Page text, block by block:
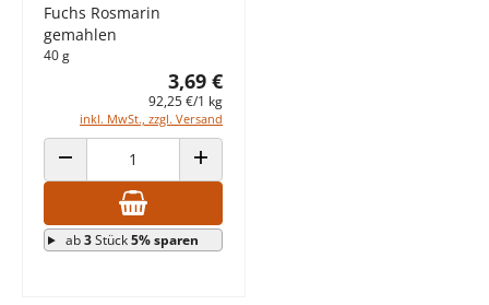
Fuchs Rosmarin
gemahlen
40 g
3,69 €
92,25 €/1 kg
inkl. MwSt., zzgl. Versand
ANZAHL VERRINGERN ANZAHL ERHÖHEN
ab3Stück5% sparen